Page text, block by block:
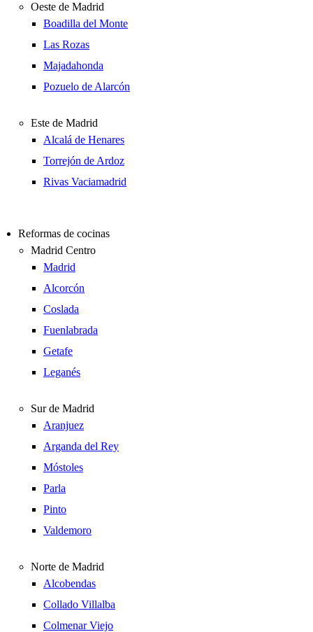
Oeste de Madrid
Boadilla del Monte
Las Rozas
Majadahonda
Pozuelo de Alarcón
Este de Madrid
Alcalá de Henares
Torrejón de Ardoz
Rivas Vaciamadrid
Reformas de cocinas
Madrid Centro
Madrid
Alcorcón
Coslada
Fuenlabrada
Getafe
Leganés
Sur de Madrid
Aranjuez
Arganda del Rey
Móstoles
Parla
Pinto
Valdemoro
Norte de Madrid
Alcobendas
Collado Villalba
Colmenar Viejo